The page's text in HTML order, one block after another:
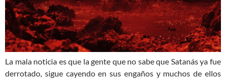
La mala noticia es que la gente que no sabe que Satanás ya fue
derrotado, sigue cayendo en sus engaños y muchos de ellos